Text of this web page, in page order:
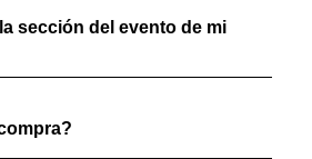
sección del evento de mi